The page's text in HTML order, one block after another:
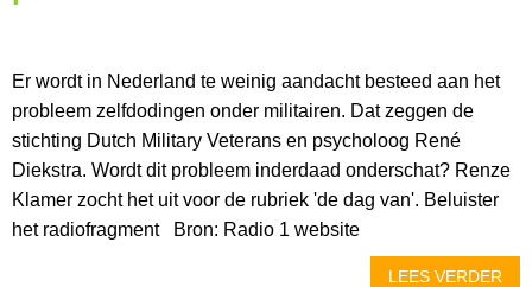
Er wordt in Nederland te weinig aandacht besteed aan het
probleem zelfdodingen onder militairen. Dat zeggen de
stichting Dutch Military Veterans en psycholoog René
Diekstra. Wordt dit probleem inderdaad onderschat? Renze
Klamer zocht het uit voor de rubriek 'de dag van'. Beluister
het radiofragment Bron: Radio 1 website
LEES VERDER